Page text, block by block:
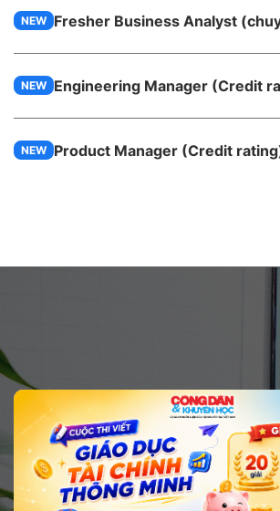
NEW Fresher Business Analyst
NEW Engineering Manager (Credit
NEW Product Manager (Credit